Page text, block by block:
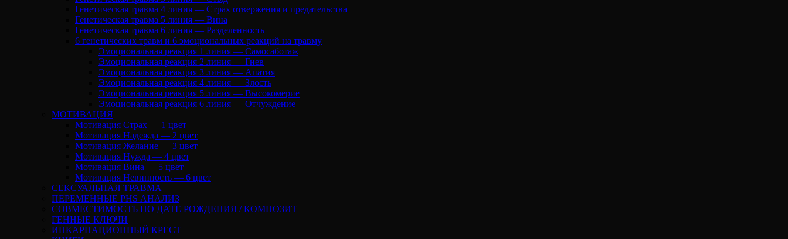
Генетическая травма 4 линия — Страх отвержения и предательства
Генетическая травма 5 линия — Вина
Генетическая травма 6 линия — Разделенность
6 генетических травм и 6 эмоциональных реакций на травму
Эмоциональная реакция 1 линия — Самосаботаж
Эмоциональная реакция 2 линия — Гнев
Эмоциональная реакция 3 линия — Апатия
Эмоциональная реакция 4 линия — Злость
Эмоциональная реакция 5 линия — Высокомерие
Эмоциональная реакция 6 линия — Отчуждение
МОТИВАЦИЯ
Мотивация Страх — 1 цвет
Мотивация Надежда — 2 цвет
Мотивация Желание — 3 цвет
Мотивация Нужда — 4 цвет
Мотивация Вина — 5 цвет
Мотивация Невинность — 6 цвет
СЕКСУАЛЬНАЯ ТРАВМА
ПЕРЕМЕННЫЕ PHS АНАЛИЗ
CОВМЕСТИМОСТЬ ПО ДАТЕ РОЖДЕНИЯ / КОМПОЗИТ
ГЕННЫЕ КЛЮЧИ
ИНКАРНАЦИОННЫЙ КРЕСТ